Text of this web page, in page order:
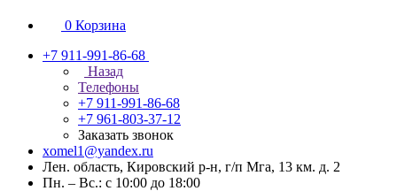
0 Корзина
+7 911-991-86-68
Назад
Телефоны
+7 911-991-86-68
+7 961-803-37-12
Заказать звонок
xomel1@yandex.ru
Лен. область, Кировский р-н, г/п Мга, 13 км. д. 2
Пн. – Вс.: с 10:00 до 18:00